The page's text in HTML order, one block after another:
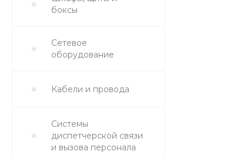
боксы
Сетевое
оборудование
Кабели и провода
Системы
диспетчерской связи
и вызова персонала